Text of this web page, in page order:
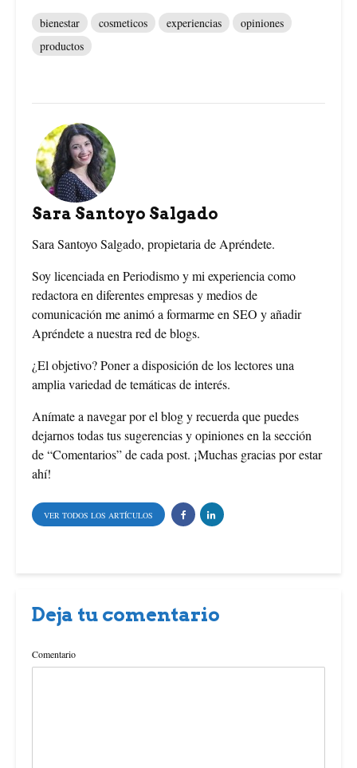
c
o
o
k
r
e
s
t
bienestar cosmeticos experiencias
opiniones
productos
Sara Santoyo Salgado
Sara Santoyo Salgado, propietaria de Apréndete.
Soy licenciada en Periodismo y mi experiencia como
redactora en diferentes empresas y medios de
comunicación me animó a formarme en SEO y añadir
Apréndete a nuestra red de blogs.
¿El objetivo? Poner a disposición de los lectores una
amplia variedad de temáticas de interés.
Anímate a navegar por el blog y recuerda que puedes
dejarnos todas tus sugerencias y opiniones en la sección
de “Comentarios” de cada post. ¡Muchas gracias por estar
ahí!
VER TODOS LOS ARTÍCULOS
Deja tu comentario
Comentario